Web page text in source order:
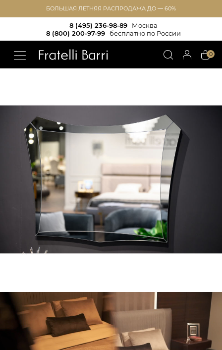
БОЛЬШАЯ ЛЕТНЯЯ РАСПРОДАЖА ДО — 60%
8 (495) 236-98-89
Москва
8 (800) 200-97-99
бесплатно по России
0